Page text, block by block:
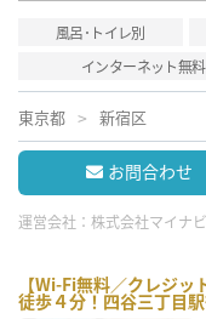
風呂･トイレ別
インターネット無料
東京都 新宿区
お問合わせ
運営会社： 株式会社マイナビ
【Wi-Fi無料／クレジ
徒歩４分！四谷三丁目